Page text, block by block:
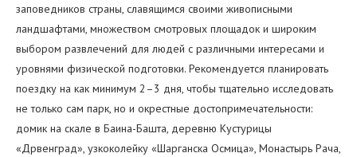
заповедников страны, славящимся своими живописными
ландшафтами, множеством смотровых площадок и широким
выбором развлечений для людей с различными интересами и
уровнями физической подготовки. Рекомендуется планировать
поездку на как минимум 2–3 дня, чтобы тщательно исследовать
не только сам парк, но и окрестные достопримечательности:
домик на скале в Баина-Башта, деревню Кустурицы
«Дрвенград», узкоколейку «Шарганска Осмица», Монастырь Рача,